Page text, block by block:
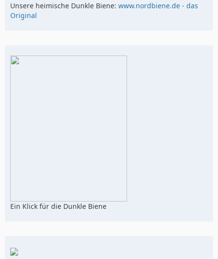
Unsere heimische Dunkle Biene: www.nordbiene.de - das
Original
Ein Klick für die Dunkle Biene